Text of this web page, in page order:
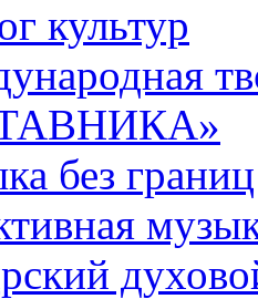
культур
без границ